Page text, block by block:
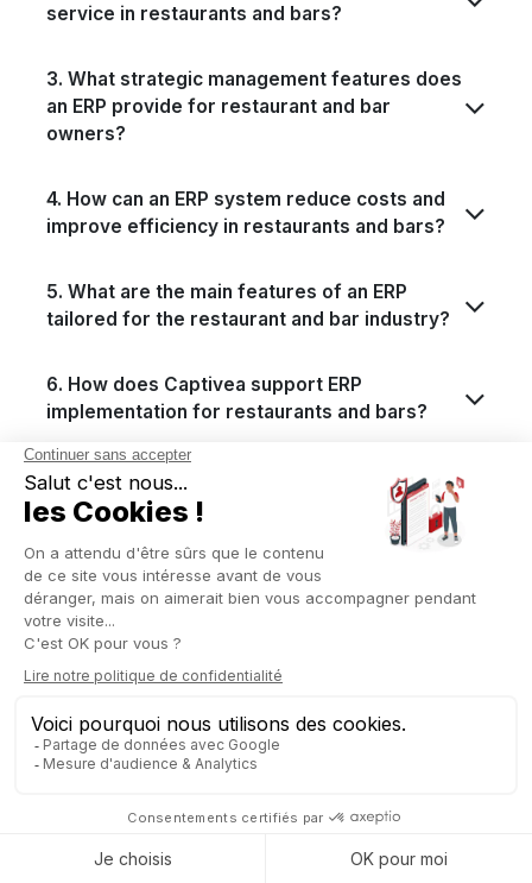
service in restaurants and bars?
3. What strategic management features does
an ERP provide for restaurant and bar
owners?
4. How can an ERP system reduce costs and
improve efficiency in restaurants and bars?
5. What are the main features of an ERP
tailored for the restaurant and bar industry?
6. How does Captivea support ERP
implementation for restaurants and bars?
7. What activities are common in the
restaurant and bar industry?
8. How can ERP systems help manage
customer relationships and drive sales in
restaurants and bars?
9. How does ERP software integrate with
existing systems in restaurants and bars?
restaurant and bar management?